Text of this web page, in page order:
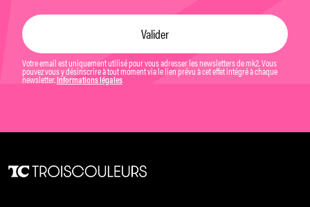
Votre email est uniquement utilisé pour vous adresser les newsletters de mk2. Vous
pouvez vous y désinscrire à tout moment via le lien prévu à cet effet intégré à chaque
newsletter. Informations légales